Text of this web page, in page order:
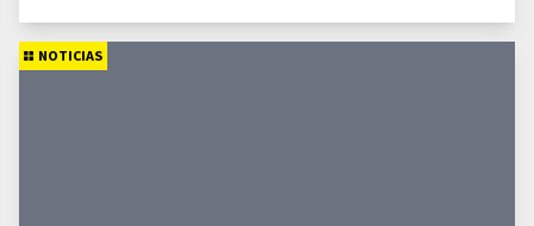
NOTICIAS